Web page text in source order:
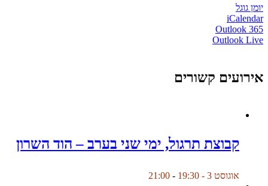
יומן גוגל
iCalendar
Outlook 365
Outlook Live
אירועים קשורים
קבוצת תרגול, ימי שני בערב – הוד השרון
אוגוסט 3 - 19:30 -
21:00